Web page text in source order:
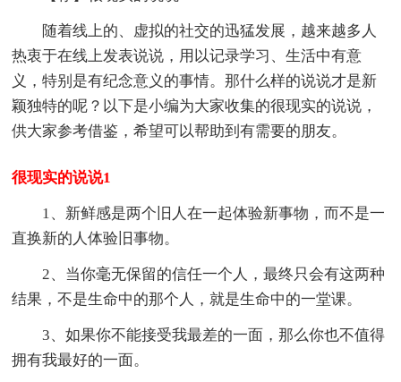
随着线上的、虚拟的社交的迅猛发展，越来越多人
热衷于在线上发表说说，用以记录学习、生活中有意
义，特别是有纪念意义的事情。那什么样的说说才是新
颖独特的呢？以下是小编为大家收集的很现实的说说，
供大家参考借鉴，希望可以帮助到有需要的朋友。
很现实的说说1
1、新鲜感是两个旧人在一起体验新事物，而不是一
直换新的人体验旧事物。
2、当你毫无保留的信任一个人，最终只会有这两种
结果，不是生命中的那个人，就是生命中的一堂课。
3、如果你不能接受我最差的一面，那么你也不值得
拥有我最好的一面。